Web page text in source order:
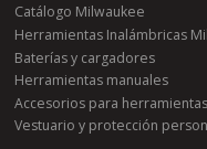
Catálogo Milwaukee
Herramientas Inalámbricas
Baterías y cargadores
Herramientas manuales
Accesorios para herramientas
Vestuario y protección